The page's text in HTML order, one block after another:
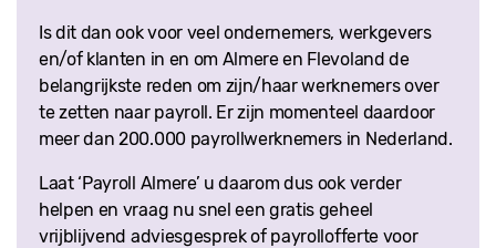
Is dit dan ook voor veel ondernemers, werkgevers
en/of klanten in en om Almere en Flevoland de
belangrijkste reden om zijn/haar werknemers over
te zetten naar payroll. Er zijn momenteel daardoor
meer dan 200.000 payrollwerknemers in Nederland.
Laat ‘Payroll Almere’ u daarom dus ook verder
helpen en vraag nu snel een gratis geheel
vrijblijvend adviesgesprek of payrollofferte voor